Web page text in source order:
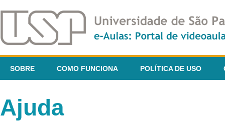
SOBRE COMO FUNCIONA POLÍTICA DE USO
Ajuda